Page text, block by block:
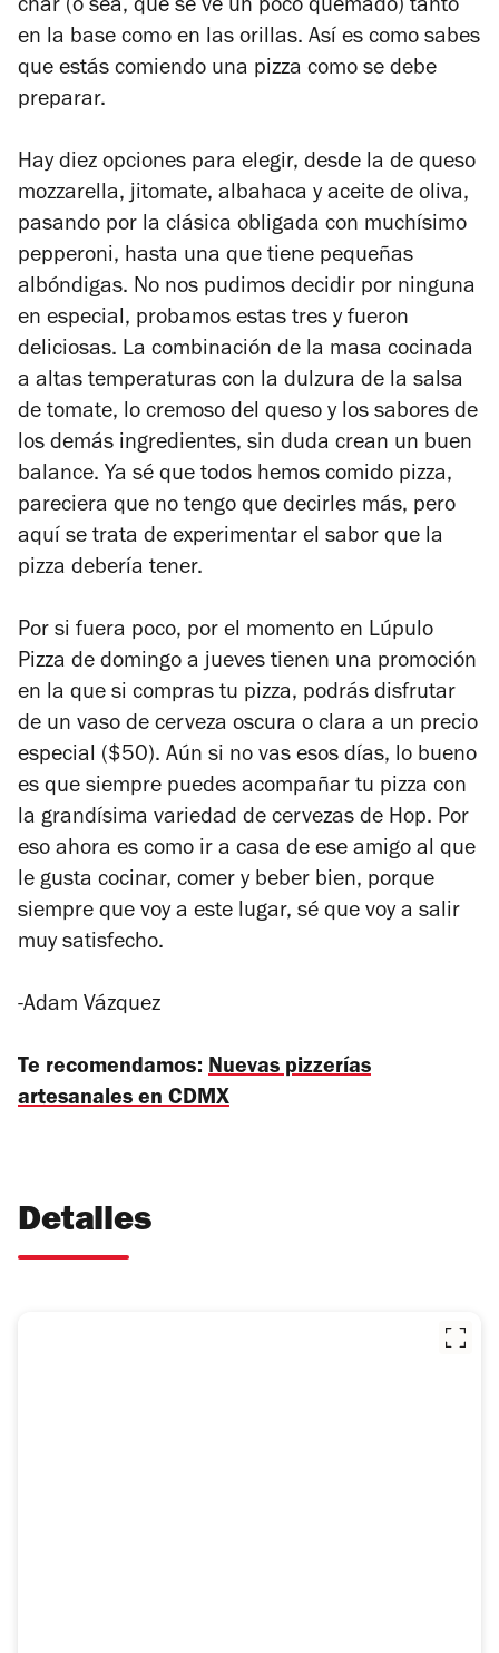
char (o sea, que se ve un poco quemado) tanto
en la base como en las orillas. Así es como sabes
que estás comiendo una pizza como se debe
preparar.
Hay diez opciones para elegir, desde la de queso
mozzarella, jitomate, albahaca y aceite de oliva,
pasando por la clásica obligada con muchísimo
pepperoni, hasta una que tiene pequeñas
albóndigas. No nos pudimos decidir por ninguna
en especial, probamos estas tres y fueron
deliciosas. La combinación de la masa cocinada
a altas temperaturas con la dulzura de la salsa
de tomate, lo cremoso del queso y los sabores de
los demás ingredientes, sin duda crean un buen
balance. Ya sé que todos hemos comido pizza,
pareciera que no tengo que decirles más, pero
aquí se trata de experimentar el sabor que la
pizza debería tener.
Por si fuera poco, por el momento en Lúpulo
Pizza de domingo a jueves tienen una promoción
en la que si compras tu pizza, podrás disfrutar
de un vaso de cerveza oscura o clara a un precio
especial ($50). Aún si no vas esos días, lo bueno
es que siempre puedes acompañar tu pizza con
la grandísima variedad de cervezas de Hop. Por
eso ahora es como ir a casa de ese amigo al que
le gusta cocinar, comer y beber bien, porque
siempre que voy a este lugar, sé que voy a salir
muy satisfecho.
-Adam Vázquez
Te recomendamos: Nuevas pizzerías
artesanales en CDMX
Detalles